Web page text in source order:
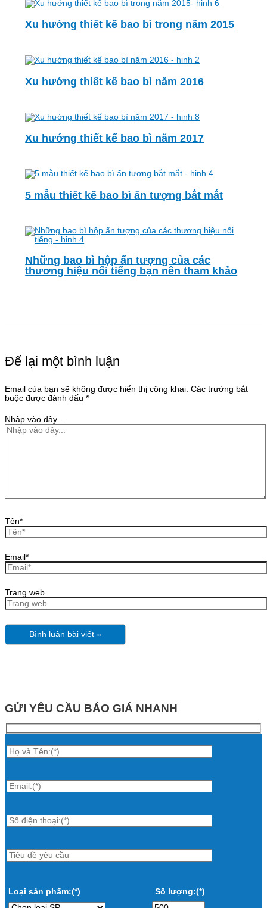
Xu hướng thiết kế bao bì trong năm 2015
Xu hướng thiết kế bao bì năm 2016
Xu hướng thiết kế bao bì năm 2017
5 mẫu thiết kế bao bì ấn tượng bắt mắt
Những bao bì hộp ấn tượng của các
thương hiệu nổi tiếng bạn nên tham khảo
Để lại một bình luận
Email của bạn sẽ không được hiển thị công khai. Các trường bắt
buộc được đánh dấu *
Nhập vào đây...
Tên*
Email*
Trang web
GỬI YÊU CẦU BÁO GIÁ NHANH
Loại sản phẩm:(*) Số lượng:(*)